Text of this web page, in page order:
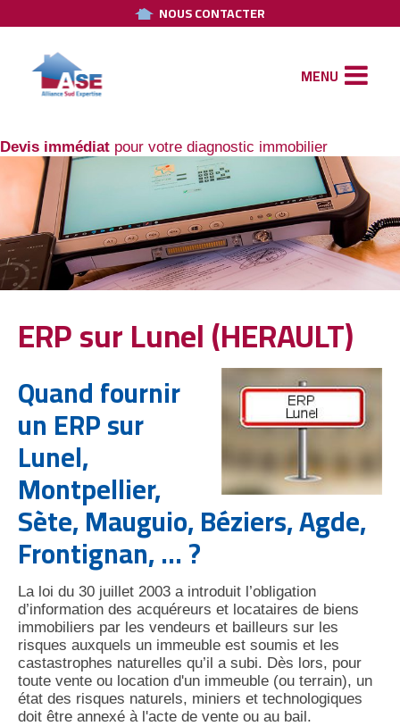
NOUS CONTACTER
MENU
Devis immédiat pour votre diagnostic immobilier
ERPsur Lunel (HERAULT)
Quand fournir
unERPsur
Lunel,
Montpellier,
Sète, Mauguio, Béziers, Agde,
Frontignan, ... ?
La loi du 30 juillet 2003 a introduit l’obligation
d’information des acquéreurs et locataires de biens
immobiliers par les vendeurs et bailleurs sur les
risques auxquels un immeuble est soumis et les
castastrophes naturelles qu’il a subi. Dès lors, pour
toute vente ou location d'un immeuble (ou terrain), un
état des risques naturels, miniers et technologiques
doit être annexé à l'acte de vente ou au bail.